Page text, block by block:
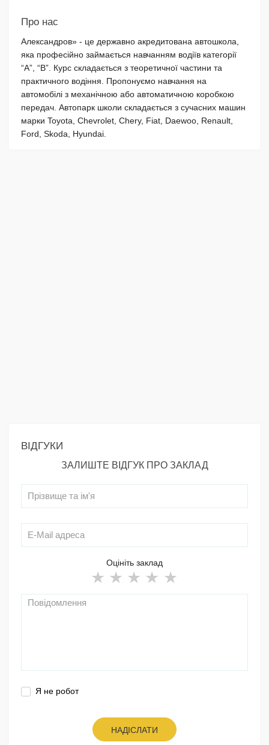
Про нас
Александров» - це державно акредитована автошкола,
яка професійно займається навчанням водіїв категорії
“A”, “B”. Курс складається з теоретичної частини та
практичного водіння. Пропонуємо навчання на
автомобілі з механічною або автоматичною коробкою
передач. Автопарк школи складається з сучасних машин
марки Toyota, Chevrolet, Chery, Fiat, Daewoo, Renault,
Ford, Skoda, Hyundai.
ВІДГУКИ
ЗАЛИШТЕ ВІДГУК ПРО ЗАКЛАД
Оцініть заклад
Я не робот
НАДІСЛАТИ